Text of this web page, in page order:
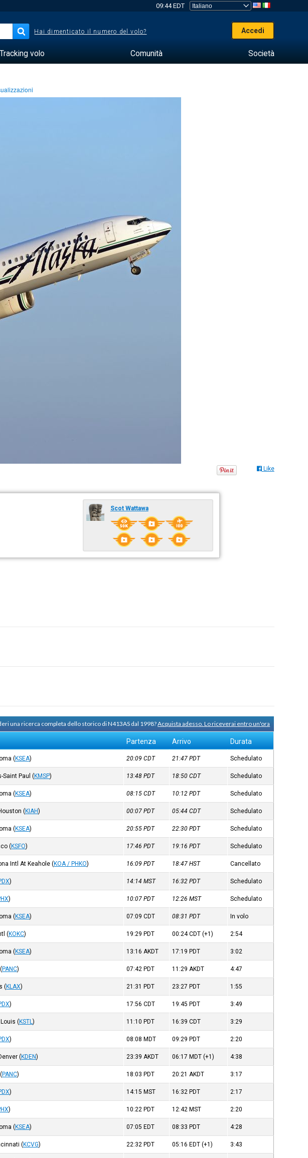
09:44 EDT
Hai dimenticato il numero del volo? Accedi
Tracking volo Comunità Società
Like
Scot Wattawa
una ricerca completa dello storico di N413AS dal 1998?Acquista adesso. Lo riceverai entro un'ora
Partenza Arrivo Durata
(KSEA) 20:09CDT 21:47PDT Schedulato
Saint Paul (KMSP) 13:48PDT 18:50CDT Schedulato
(KSEA) 08:15CDT 10:12PDT Schedulato
(KIAH) 00:07PDT 05:44CDT Schedulato
(KSEA) 20:55PDT 22:30PDT Schedulato
(KSFO) 17:46PDT 19:16PDT Schedulato
Intl At Keahole (KOA / PHKO) 16:09PDT 18:47HST Cancellato
) 14:14MST 16:32PDT Schedulato
) 10:07PDT 12:26MST Schedulato
(KSEA) 07:09CDT 08:31PDT In volo
(KOKC) 19:29 PDT 00:24CDT (+1) 2:54
(KSEA) 13:16AKDT 17:19 PDT 3:02
(PANC) 07:42 PDT 11:29AKDT 4:47
(KLAX) 21:31 PDT 23:27 PDT 1:55
) 17:56CDT 19:45 PDT 3:49
(KSTL) 11:10 PDT 16:39CDT 3:29
) 08:08 MDT 09:29 PDT 2:20
(KDEN) 23:39AKDT 06:17 MDT (+1) 4:38
(PANC) 18:03 PDT 20:21AKDT 3:17
) 14:15 MST 16:32 PDT 2:17
) 10:22 PDT 12:42 MST 2:20
(KSEA) 07:05 EDT 08:33 PDT 4:28
(KCVG) 22:32 PDT 05:16 EDT (+1) 3:43